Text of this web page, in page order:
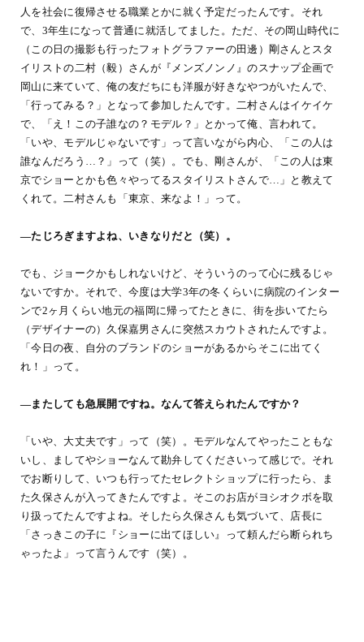
人を社会に復帰させる職業とかに就く予定だったんです。それ
で、3年生になって普通に就活してました。ただ、その岡山時代に
（この日の撮影も行ったフォトグラファーの田邊）剛さんとスタ
イリストの二村（毅）さんが『メンズノンノ』のスナップ企画で
岡山に来ていて、俺の友だちにも洋服が好きなやつがいたんで、
「行ってみる？」となって参加したんです。二村さんはイケイケ
で、「え！この子誰なの？モデル？」とかって俺、言われて。
「いや、モデルじゃないです」って言いながら内心、「この人は
誰なんだろう…？」って（笑）。でも、剛さんが、「この人は東
京でショーとかも色々やってるスタイリストさんで…」と教えて
くれて。二村さんも「東京、来なよ！」って。
―たじろぎますよね、いきなりだと（笑）。
でも、ジョークかもしれないけど、そういうのって心に残るじゃ
ないですか。それで、今度は大学3年の冬くらいに病院のインター
ンで2ヶ月くらい地元の福岡に帰ってたときに、街を歩いてたら
（デザイナーの）久保嘉男さんに突然スカウトされたんですよ。
「今日の夜、自分のブランドのショーがあるからそこに出てく
れ！」って。
―またしても急展開ですね。なんて答えられたんですか？
「いや、大丈夫です」って（笑）。モデルなんてやったこともな
いし、ましてやショーなんて勘弁してくださいって感じで。それ
でお断りして、いつも行ってたセレクトショップに行ったら、ま
た久保さんが入ってきたんですよ。そこのお店がヨシオクボを取
り扱ってたんですよね。そしたら久保さんも気づいて、店長に
「さっきこの子に『ショーに出てほしい』って頼んだら断られち
ゃったよ」って言うんです（笑）。